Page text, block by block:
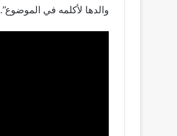
والدها لأكلمه في الموضوع”.